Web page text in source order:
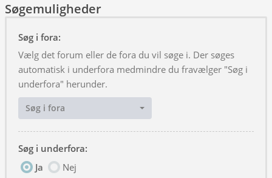
Søgemuligheder
Søg i fora:
Vælg det forum eller de fora du vil søge i. Der søges
automatisk i underfora medmindre du fravælger "Søg i
underfora" herunder.
Søg i fora
Søg i underfora:
Ja
Nej